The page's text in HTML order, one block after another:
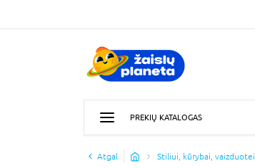
PREKIŲ KATALOGAS
Atgal Stiliui, kūrybai, vaizduotei